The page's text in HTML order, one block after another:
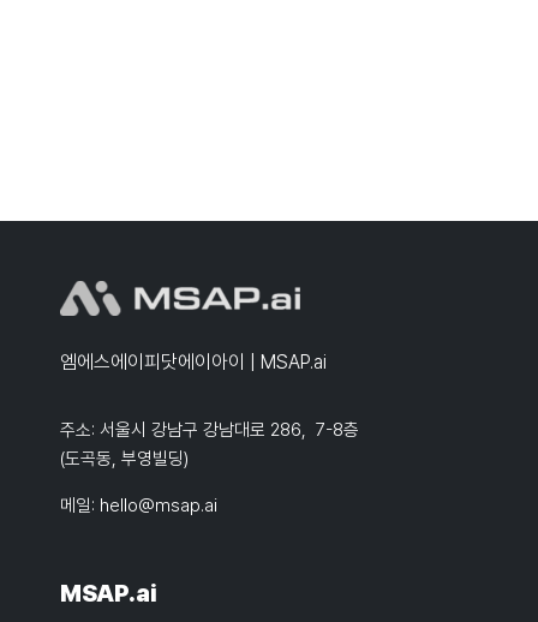
엠에스에이피닷에이아이 | MSAP.ai
주소: 서울시 강남구 강남대로 286, 7-8층
(도곡동, 부영빌딩)
메일: hello@msap.ai
MSAP.ai